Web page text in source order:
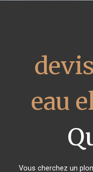
eau
Vous cherchez un